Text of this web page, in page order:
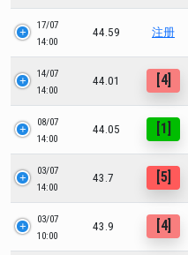
17/07
14:00
44.59 注册
14/07
14:00
44.01 [4]
08/07
14:00
44.05 [1]
03/07
14:00
43.7 [5]
03/07
10:00
43.9 [4]